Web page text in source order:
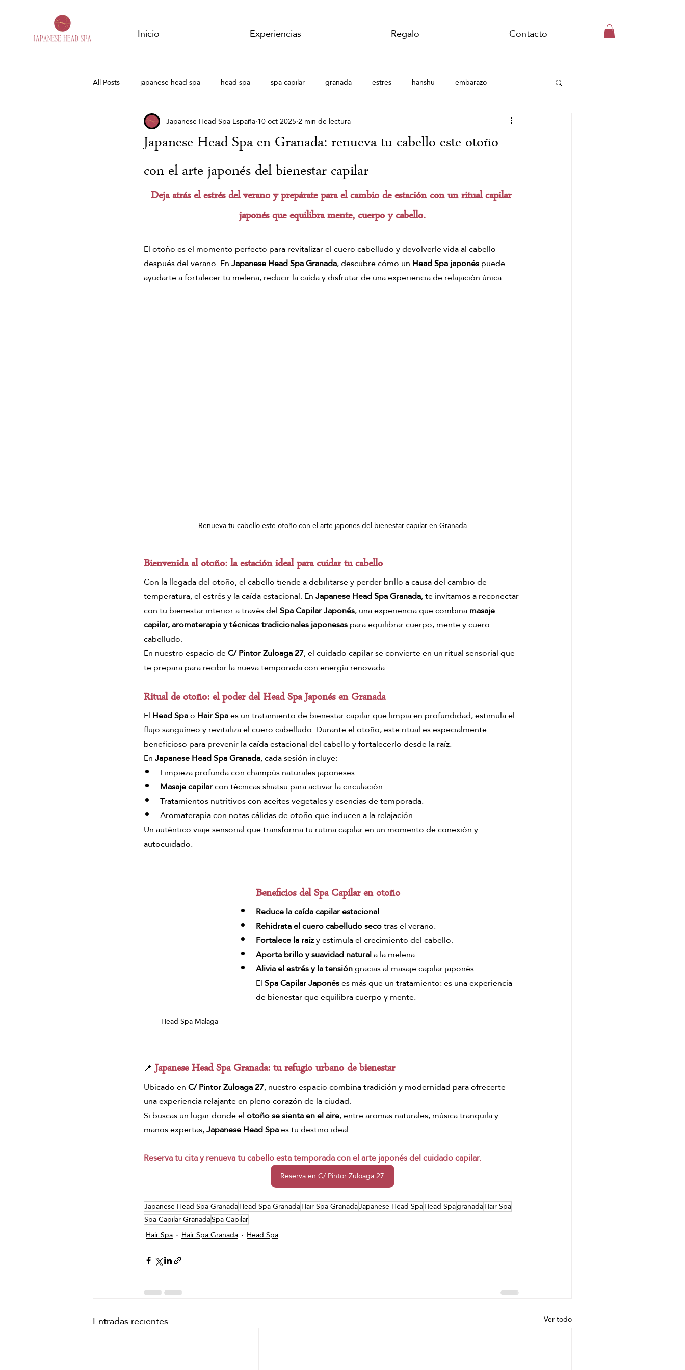
Inicio Experiencias Regalo Contacto
All Posts japanese head spa head spa spa capilar granada estrés hanshu embarazo
Harmony woman Head spa en verano Japanese Head Spa Granada
Spa Capilar Granada Head Spa Head Spa Granada Hair Spa
Masaje de jengibre Masajes del mundo Ritual de jengibre
Masaje chino de jengibre Pekín ginger ritual Masajes del mundo masajes de matcha kyoto matcha ritual
masaje relajante de matcha ritual corporal matcha
Japanese Head Spa en Granada: renueva tu cabello este otoño
con el arte japonés del bienestar capilar
Japanese Head Spa España10 oct 20252 min de lectura
Deja atrás el estrés del verano y prepárate para el cambio de estación con un ritual capilar
japonés que equilibra mente, cuerpo y cabello.
El otoño es el momento perfecto para revitalizar el cuero cabelludo y devolverle vida al cabello
después del verano. En Japanese Head Spa Granada, descubre cómo un Head Spa japonés puede
ayudarte a fortalecer tu melena, reducir la caída y disfrutar de una experiencia de relajación única.
Renueva tu cabello este otoño con el arte japonés del bienestar capilar en Granada
Bienvenida al otoño: la estación ideal para cuidar tu cabello
Con la llegada del otoño, el cabello tiende a debilitarse y perder brillo a causa del cambio de
temperatura, el estrés y la caída estacional. En Japanese Head Spa Granada, te invitamos a reconectar
con tu bienestar interior a través del Spa Capilar Japonés, una experiencia que combina masaje
capilar, aromaterapia y técnicas tradicionales japonesas para equilibrar cuerpo, mente y cuero
cabelludo.
En nuestro espacio de C/ Pintor Zuloaga 27, el cuidado capilar se convierte en un ritual sensorial que
te prepara para recibir la nueva temporada con energía renovada.
Ritual de otoño: el poder del Head Spa Japonés en Granada
El Head Spa o Hair Spa es un tratamiento de bienestar capilar que limpia en profundidad, estimula el
flujo sanguíneo y revitaliza el cuero cabelludo. Durante el otoño, este ritual es especialmente
beneficioso para prevenir la caída estacional del cabello y fortalecerlo desde la raíz.
En Japanese Head Spa Granada, cada sesión incluye:
Limpieza profunda con champús naturales japoneses.
Masaje capilar con técnicas shiatsu para activar la circulación.
Tratamientos nutritivos con aceites vegetales y esencias de temporada.
Aromaterapia con notas cálidas de otoño que inducen a la relajación.
Un auténtico viaje sensorial que transforma tu rutina capilar en un momento de conexión y
autocuidado.
Head Spa Málaga
Beneficios del Spa Capilar en otoño
Reduce la caída capilar estacional.
Rehidrata el cuero cabelludo seco tras el verano.
Fortalece la raíz y estimula el crecimiento del cabello.
Aporta brillo y suavidad natural a la melena.
Alivia el estrés y la tensión gracias al masaje capilar japonés.
El Spa Capilar Japonés es más que un tratamiento: es una experiencia
de bienestar que equilibra cuerpo y mente.
📍 Japanese Head Spa Granada: tu refugio urbano de bienestar
Ubicado en C/ Pintor Zuloaga 27, nuestro espacio combina tradición y modernidad para ofrecerte
una experiencia relajante en pleno corazón de la ciudad.
Si buscas un lugar donde el otoño se sienta en el aire, entre aromas naturales, música tranquila y
manos expertas, Japanese Head Spa es tu destino ideal.
Reserva tu cita y renueva tu cabello esta temporada con el arte japonés del cuidado capilar.
Reserva en C/ Pintor Zuloaga 27
Japanese Head Spa GranadaHead Spa GranadaHair Spa GranadaJapanese Head SpaHead SpagranadaHair Spa
Spa Capilar GranadaSpa Capilar
Hair Spa
Hair Spa Granada Head Spa
Entradas recientes Ver todo